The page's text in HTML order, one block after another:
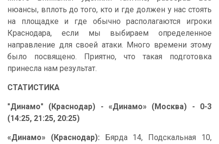
нюансы, вплоть до того, кто и где должен у нас стоять
на площадке и где обычно располагаются игроки
Краснодара, если мы выбираем определенное
направление для своей атаки. Много времени этому
было посвящено. Приятно, что такая подготовка
принесла нам результат.
СТАТИСТИКА
"Динамо" (Краснодар) - «Динамо» (Москва) - 0-3
(14:25, 21:25, 20:25)
«Динамо» (Краснодар): Бярда 14, Подскальная 10,